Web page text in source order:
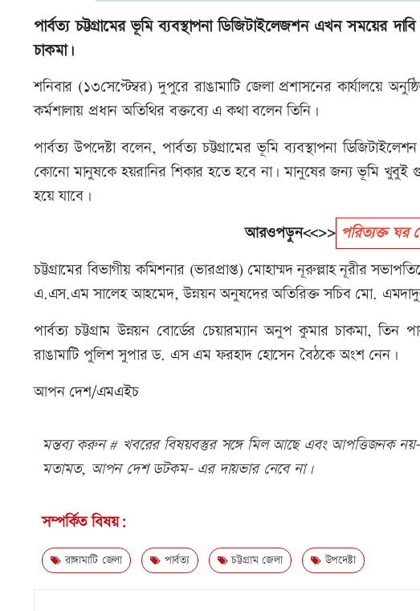
পার্বত্য চট্টগ্রামের ভূমি ব্যবস্থাপনা ডিজিটাইলেজশন এখন সময়ের
চাকমা।
শনিবার (১৩সেপ্টেম্বর) দুপুরে রাঙামাটি জেলা প্রশাসনের কার্যালয়ে
কর্মশালায় প্রধান অতিথির বক্তব্যে এ কথা বলেন তিনি।
পার্বত্য উপদেষ্টা বলেন, পার্বত্য চট্টগ্রামের ভূমি ব্যবস্থাপনা
কোনো মানুষকে হয়রানির শিকার হতে হবে না। মানুষের জন্য ভূমি খুবুই
হয়ে যাবে।
আরওপড়ুন<<>> পরিত্যক্ত ঘর
চট্টগ্রামের বিভাগীয় কমিশনার (ভারপ্রাপ্ত) মোহাম্মদ নূরুল্লাহ নূরীর
এ.এস.এম সালেহ আহমেদ, উন্নয়ন অনুষদের অতিরিক্ত সচিব মো.
পার্বত্য চট্টগ্রাম উন্নয়ন বোর্ডের চেয়ারম্যান অনুপ কুমার চাকমা,
রাঙামাটি পুলিশ সুপার ড. এস এম ফরহাদ হোসেন বৈঠকে অংশ নেন।
আপন দেশ/এমএইচ
মন্তব্য করুন # খবরের বিষয়বস্তুর সঙ্গে মিল আছে এবং আপত্তিজনক নয়-
মতামত, আপন দেশ ডটকম- এর দায়ভার নেবে না।
সম্পর্কিত বিষয়:
রাঙ্গামাটি জেলা পার্বত্য চট্টগ্রাম জেলা উপদেষ্টা